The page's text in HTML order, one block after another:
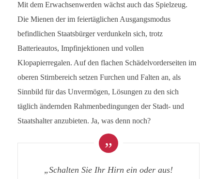
Mit dem Erwachsenwerden wächst auch das Spielzeug.
Die Mienen der im feiertäglichen Ausgangsmodus
befindlichen Staatsbürger verdunkeln sich, trotz
Batterieautos, Impfinjektionen und vollen
Klopapierregalen. Auf den flachen Schädelvorderseiten im
oberen Stirnbereich setzen Furchen und Falten an, als
Sinnbild für das Unvermögen, Lösungen zu den sich
täglich ändernden Rahmenbedingungen der Stadt- und
Staatshalter anzubieten. Ja, was denn noch?
„Schalten Sie Ihr Hirn ein oder aus!